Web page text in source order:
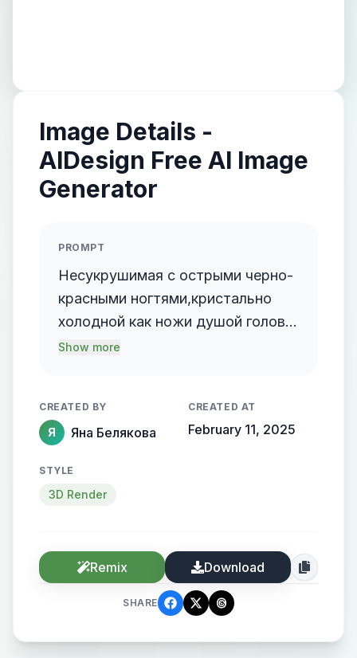
Image Details -
AIDesign Free AI Image
Generator
PROMPT
Несукрушимая с острыми черно-
красными ногтями,кристально
холодной как ножи душой голова
её покрыта густым длинными
нетзведанного космоса и чёрной
мотерии
Show more
CREATED BY
Я Яна Белякова
CREATED AT
February 11, 2025
STYLE
3D Render
Remix Download
SHARE